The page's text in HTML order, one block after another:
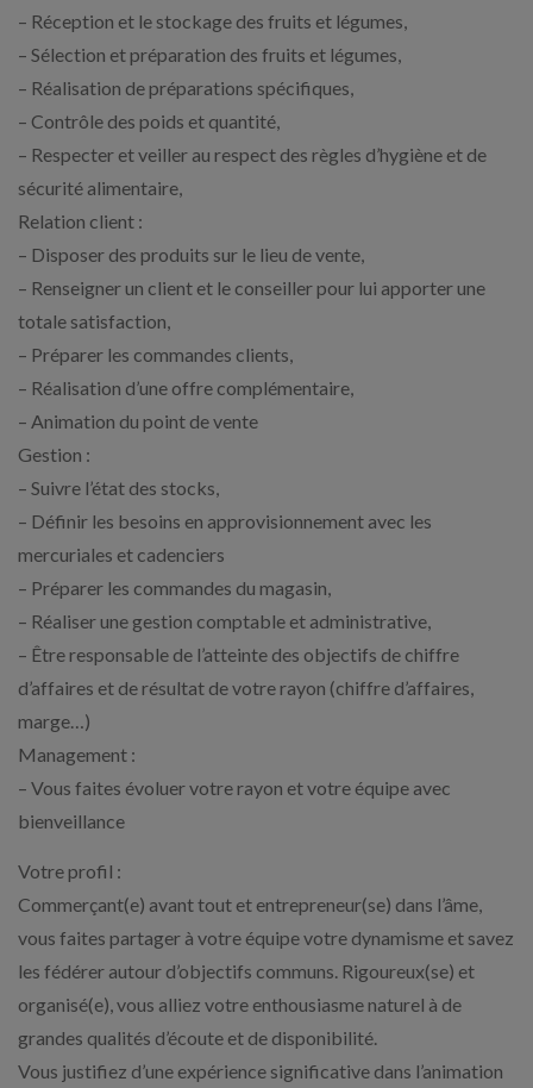
– Réception et le stockage des fruits et légumes,
– Sélection et préparation des fruits et légumes,
– Réalisation de préparations spécifiques,
– Contrôle des poids et quantité,
– Respecter et veiller au respect des règles d’hygiène et de
sécurité alimentaire,
Relation client :
– Disposer des produits sur le lieu de vente,
– Renseigner un client et le conseiller pour lui apporter une
totale satisfaction,
– Préparer les commandes clients,
– Réalisation d’une offre complémentaire,
– Animation du point de vente
Gestion :
– Suivre l’état des stocks,
– Définir les besoins en approvisionnement avec les
mercuriales et cadenciers
– Préparer les commandes du magasin,
– Réaliser une gestion comptable et administrative,
– Être responsable de l’atteinte des objectifs de chiffre
d’affaires et de résultat de votre rayon (chiffre d’affaires,
marge…)
Management :
– Vous faites évoluer votre rayon et votre équipe avec
bienveillance
Votre profil :
Commerçant(e) avant tout et entrepreneur(se) dans l’âme,
vous faites partager à votre équipe votre dynamisme et savez
les fédérer autour d’objectifs communs. Rigoureux(se) et
organisé(e), vous alliez votre enthousiasme naturel à de
grandes qualités d’écoute et de disponibilité.
Vous justifiez d’une expérience significative dans l’animation